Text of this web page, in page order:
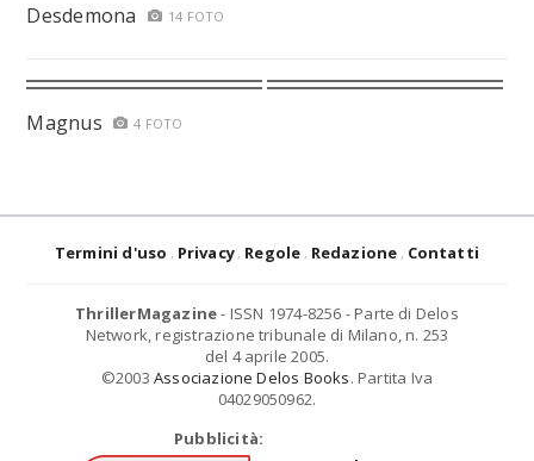
Desdemona 14 FOTO
Magnus 4 FOTO
Termini d'uso Privacy Regole Redazione Contatti
ThrillerMagazine- ISSN 1974-8256 - Parte di Delos
Network, registrazione tribunale di Milano, n. 253
del 4 aprile 2005.
©2003 Associazione Delos Books. Partita Iva
04029050962.
Pubblicità: